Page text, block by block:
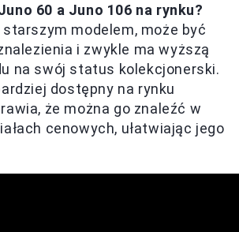
60 a Juno 106 na rynku?
starszym modelem, może być
i zwykle ma wyższą
na swój status kolekcjonerski.
dostępny na rynku
że można go znaleźć w
cenowych, ułatwiając jego